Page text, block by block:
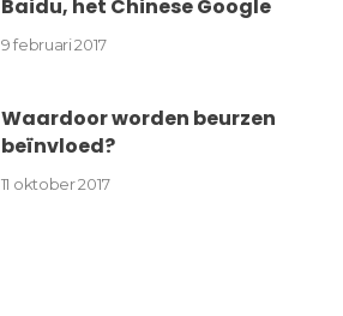
Baidu, het Chinese Google
9 februari 2017
Waardoor worden beurzen
beïnvloed?
11 oktober 2017